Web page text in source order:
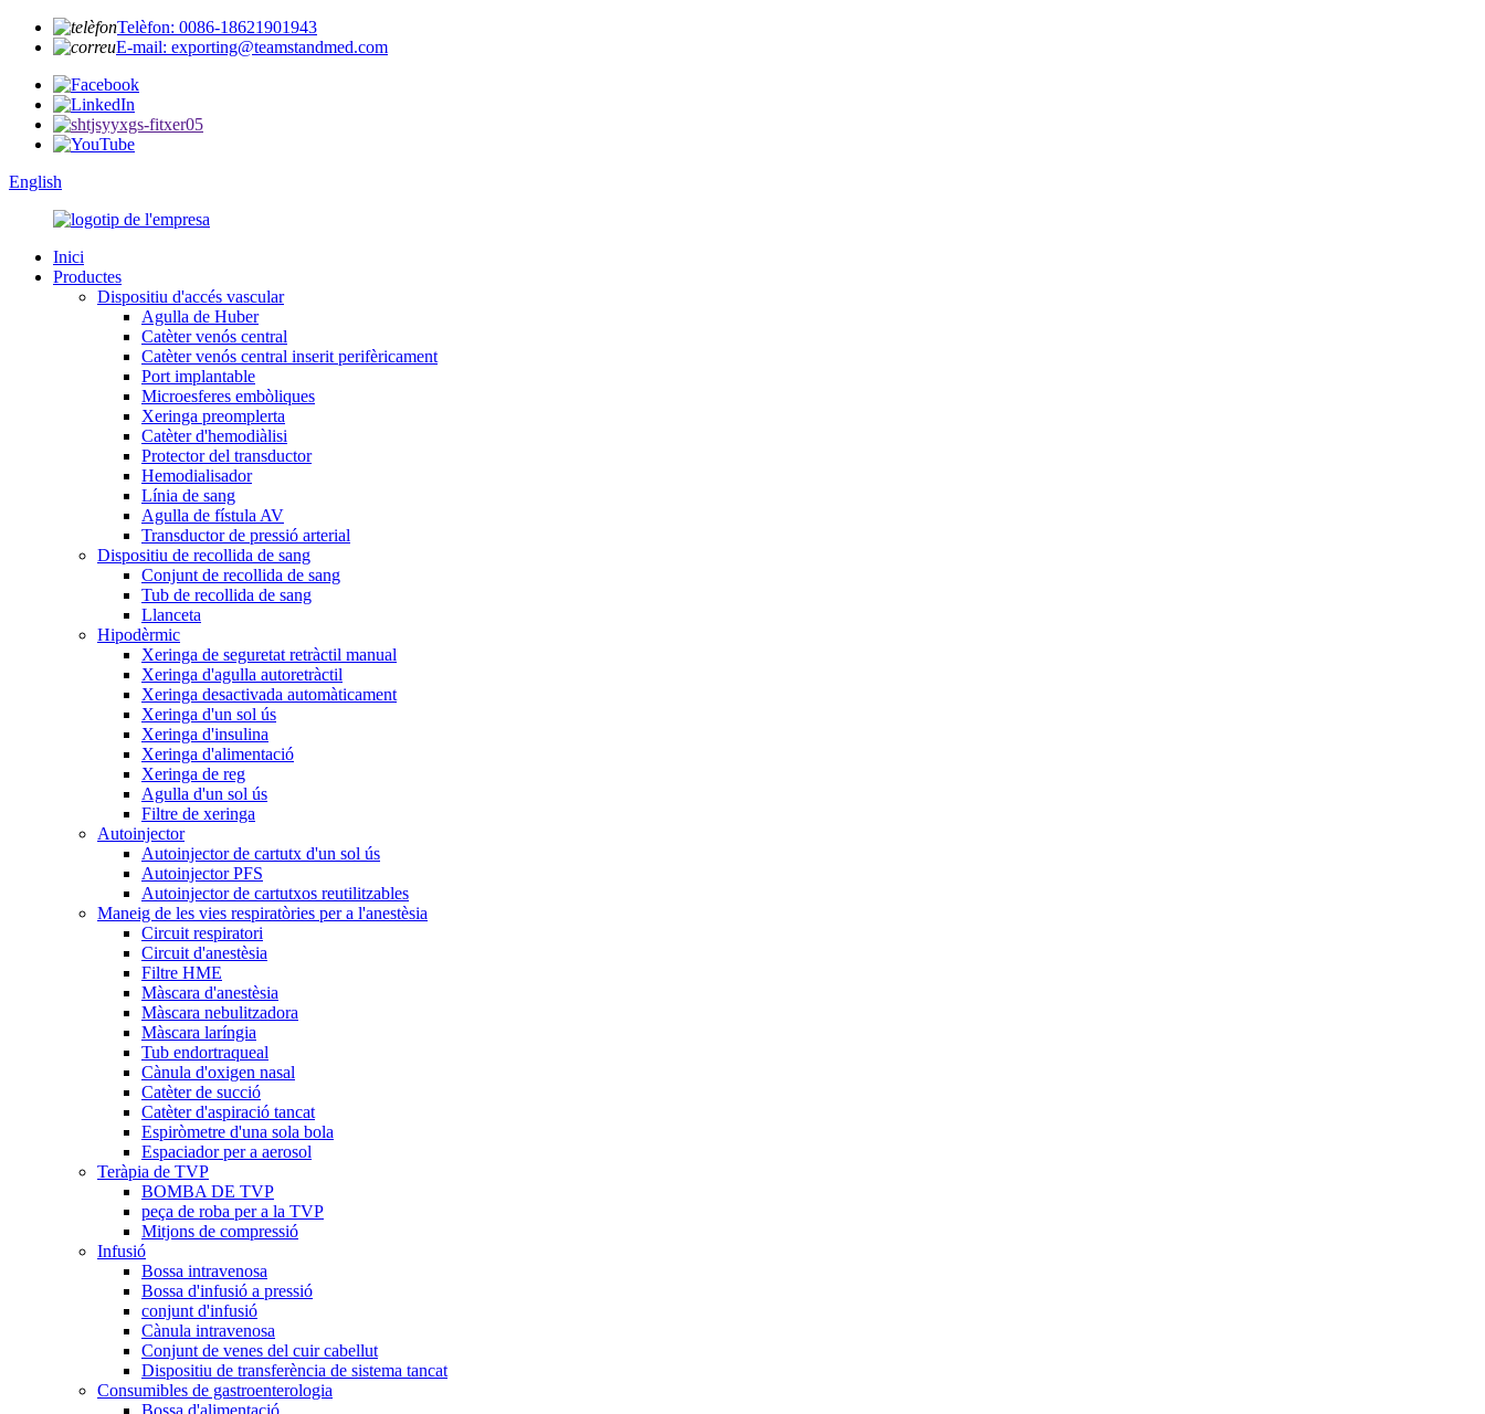
Telèfon: 0086-18621901943
E-mail: exporting@teamstandmed.com
English
Inici
Productes
Dispositiu d'accés vascular
Agulla de Huber
Catèter venós central
Catèter venós central inserit perifèricament
Port implantable
Microesferes embòliques
Xeringa preomplerta
Catèter d'hemodiàlisi
Protector del transductor
Hemodialisador
Línia de sang
Agulla de fístula AV
Transductor de pressió arterial
Dispositiu de recollida de sang
Conjunt de recollida de sang
Tub de recollida de sang
Llanceta
Hipodèrmic
Xeringa de seguretat retràctil manual
Xeringa d'agulla autoretràctil
Xeringa desactivada automàticament
Xeringa d'un sol ús
Xeringa d'insulina
Xeringa d'alimentació
Xeringa de reg
Agulla d'un sol ús
Filtre de xeringa
Autoinjector
Autoinjector de cartutx d'un sol ús
Autoinjector PFS
Autoinjector de cartutxos reutilitzables
Maneig de les vies respiratòries per a l'anestèsia
Circuit respiratori
Circuit d'anestèsia
Filtre HME
Màscara d'anestèsia
Màscara nebulitzadora
Màscara laríngia
Tub endortraqueal
Cànula d'oxigen nasal
Catèter de succió
Catèter d'aspiració tancat
Espiròmetre d'una sola bola
Espaciador per a aerosol
Teràpia de TVP
BOMBA DE TVP
peça de roba per a la TVP
Mitjons de compressió
Infusió
Bossa intravenosa
Bossa d'infusió a pressió
conjunt d'infusió
Cànula intravenosa
Conjunt de venes del cuir cabellut
Dispositiu de transferència de sistema tancat
Consumibles de gastroenterologia
Bossa d'alimentació